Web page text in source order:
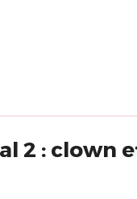
« De l'intime au